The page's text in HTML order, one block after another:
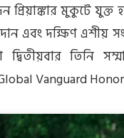
প্রিয়াঙ্কার মুকুটে
এবং দক্ষিণ এশীয়
তিনি
Vanguard